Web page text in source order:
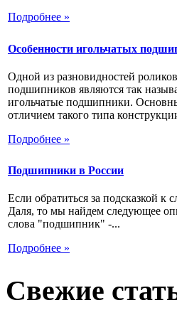
Подробнее »
Особенности игольчатых
Одной из разновидностей
подшипников являются так
игольчатые подшипники.
отличием такого типа
Подробнее »
Подшипники в России
Если обратиться за подсказкой к
Даля, то мы найдем следующее
слова "подшипник" -...
Подробнее »
Свежие